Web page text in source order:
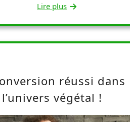
Lire plus
réussi dans
l’univers végétal !